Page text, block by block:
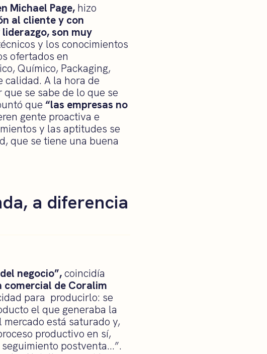
Michael Page, hizo
al cliente y con
son muy
y los conocimientos
ofertados en
Químico, Packaging,
calidad. A la hora de
se sabe de lo que se
que “las empresas no
gente proactiva e
y las aptitudes se
que se tiene una buena
a diferencia
negocio”,coincidía
de Coralim
para producirlo: se
el que generaba la
está saturado y,
productivo en sí,
postventa…”.